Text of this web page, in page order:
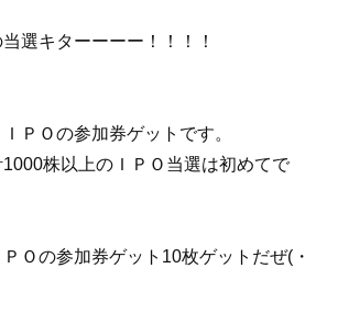
選キターーーー！！！！
ＰＯの参加券ゲットです。
株以上のＩＰＯ当選は初めてで
Ｏの参加券ゲット10枚ゲットだぜ(・